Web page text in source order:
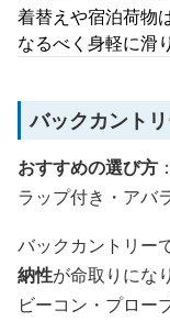
着替えや宿泊荷物
なるべく身軽に滑
バックカント
おすすめの選び方
ラップ付き・アバ
バックカントリー
納性が命取りにな
ビーコン・プロー